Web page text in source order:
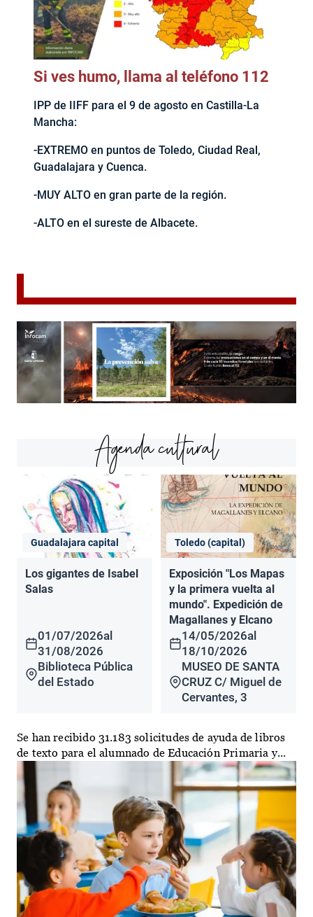
Si ves humo, llama al teléfono 112
IPP de IIFF para el 9 de agosto en Castilla-La
Mancha:
-EXTREMO en puntos de Toledo, Ciudad Real,
Guadalajara y Cuenca.
-MUY ALTO en gran parte de la región.
-ALTO en el sureste de Albacete.
Agenda cultural
Guadalajara capital
Los gigantes de Isabel
Salas
01/07/2026al
31/08/2026
Biblioteca Pública
del Estado
Toledo (capital)
Exposición "Los Mapas
y la primera vuelta al
mundo". Expedición de
Magallanes y Elcano
14/05/2026al
18/10/2026
MUSEO DE SANTA
CRUZ C/ Miguel de
Cervantes, 3
Se han recibido 31.183 solicitudes de ayuda de libros
de texto para el alumnado de Educación Primaria y...